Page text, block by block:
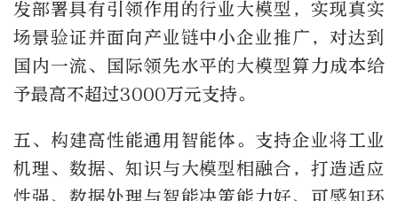
发部署具有引领作用的行业大模型，实现真实
场景验证并面向产业链中小企业推广，对达到
国内一流、国际领先水平的大模型算力成本给
予最高不超过3000万元支持。
五、构建高性能通用智能体。支持企业将工业
机理、数据、知识与大模型相融合，打造适应
性强、数据处理与智能决策能力好、可感知环